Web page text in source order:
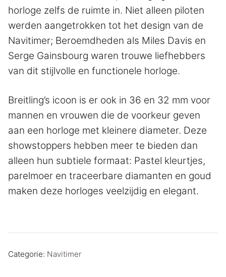
horloge zelfs de ruimte in. Niet alleen piloten
werden aangetrokken tot het design van de
Navitimer; Beroemdheden als Miles Davis en
Serge Gainsbourg waren trouwe liefhebbers
van dit stijlvolle en functionele horloge.
Breitling’s icoon is er ook in 36 en 32 mm voor
mannen en vrouwen die de voorkeur geven
aan een horloge met kleinere diameter. Deze
showstoppers hebben meer te bieden dan
alleen hun subtiele formaat: Pastel kleurtjes,
parelmoer en traceerbare diamanten en goud
maken deze horloges veelzijdig en elegant.
Categorie: Navitimer